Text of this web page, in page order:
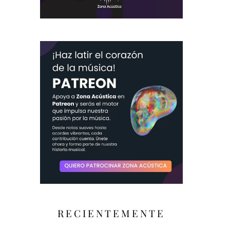
RECIENTEMENTE